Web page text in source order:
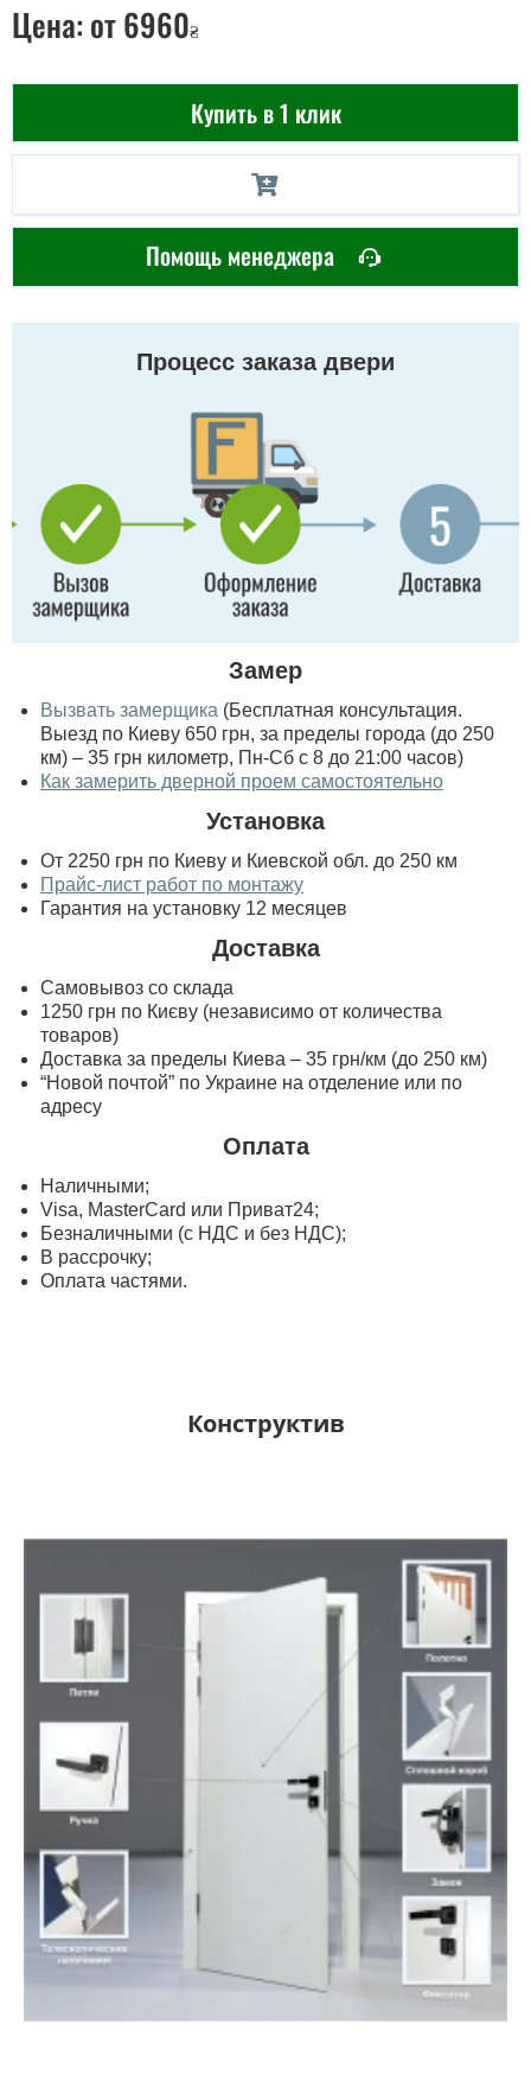
Цена: от 6960₴
Купить в 1 клик
Помощь менеджера
Процесс заказа двери
Замер
Вызвать замерщика (Бесплатная консультация.
Выезд по Киеву 650 грн, за пределы города (до 250
км) – 35 грн километр, Пн-Сб с 8 до 21:00 часов)
Как замерить дверной проем самостоятельно
Установка
От 2250 грн по Киеву и Киевской обл. до 250 км
Прайс-лист работ по монтажу
Гарантия на установку 12 месяцев
Доставка
Самовывоз со склада
1250 грн по Києву (независимо от количества
товаров)
Доставка за пределы Киева – 35 грн/км (до 250 км)
“Новой почтой” по Украине на отделение или по
адресу
Оплата
Наличными;
Visa, MasterСard или Приват24;
Безналичными (с НДС и без НДС);
В рассрочку;
Оплата частями.
Конструктив